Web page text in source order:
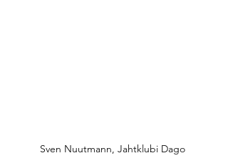
Sven Nuutmann, Jahtklubi Dago